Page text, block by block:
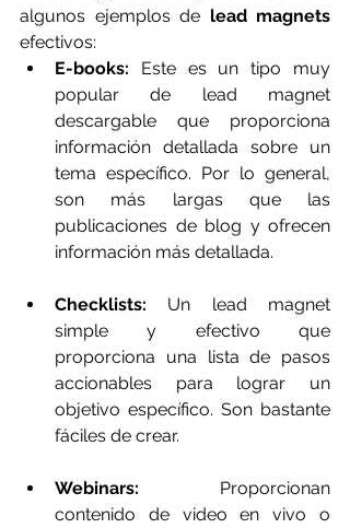
algunos ejemplos de lead magnets
efectivos:
E-books: Este es un tipo muy
popular de lead magnet
descargable que proporciona
información detallada sobre un
tema específico. Por lo general,
son más largas que las
publicaciones de blog y ofrecen
información más detallada.
Checklists: Un lead magnet
simple y efectivo que
proporciona una lista de pasos
accionables para lograr un
objetivo específico. Son bastante
fáciles de crear.
Webinars: Proporcionan
contenido de video en vivo o